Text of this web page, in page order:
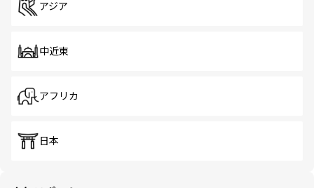
アジア
中近東
アフリカ
日本